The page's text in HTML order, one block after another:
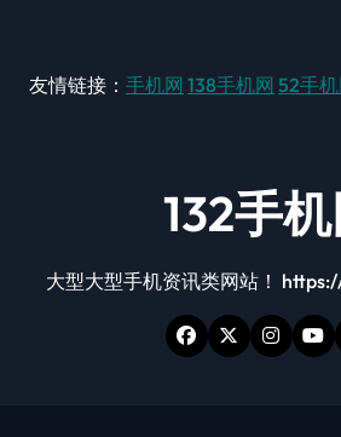
友情链接： 手机网 138手机网 52手
132手
大型大型手机资讯类网站！